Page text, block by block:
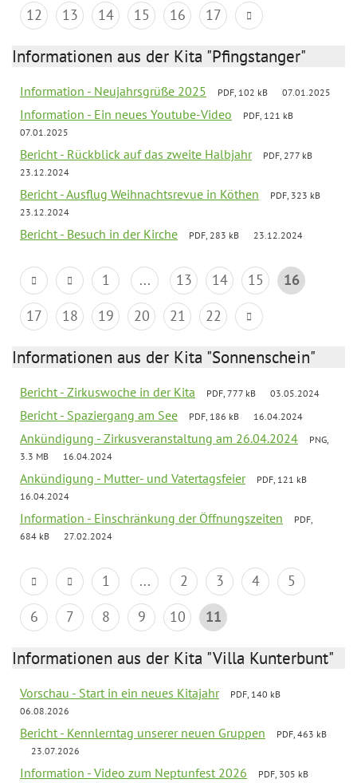
12
13 14 15 16 17
Informationen aus der Kita "Pfingstanger"
Information - Neujahrsgrüße 2025 PDF, 102 kB 07.01.2025
Information - Ein neues Youtube-Video
PDF, 121 kB
07.01.2025
Bericht - Rückblick auf das zweite Halbjahr
PDF, 277 kB
23.12.2024
Bericht - Ausflug Weihnachtsrevue in Köthen
PDF, 323 kB
23.12.2024
Bericht - Besuch in der Kirche PDF, 283 kB 23.12.2024
1 ... 13 14 15
16
17
18 19 20 21 22
Informationen aus der Kita "Sonnenschein"
Bericht - Zirkuswoche in der Kita PDF, 777 kB 03.05.2024
Bericht - Spaziergang am See PDF, 186 kB 16.04.2024
Ankündigung - Zirkusveranstaltung am 26.04.2024
PNG,
3.3 MB
16.04.2024
Ankündigung - Mutter- und Vatertagsfeier
PDF, 121 kB
16.04.2024
Information - Einschränkung der Öffnungszeiten
PDF,
684 kB
27.02.2024
1 ... 2 3 4
5
6
7 8 9 10 11
Informationen aus der Kita "Villa Kunterbunt"
Vorschau - Start in ein neues Kitajahr
PDF, 140 kB
06.08.2026
Bericht - Kennlerntag unserer neuen Gruppen
PDF, 463 kB
23.07.2026
Information - Video zum Neptunfest 2026 PDF, 305 kB